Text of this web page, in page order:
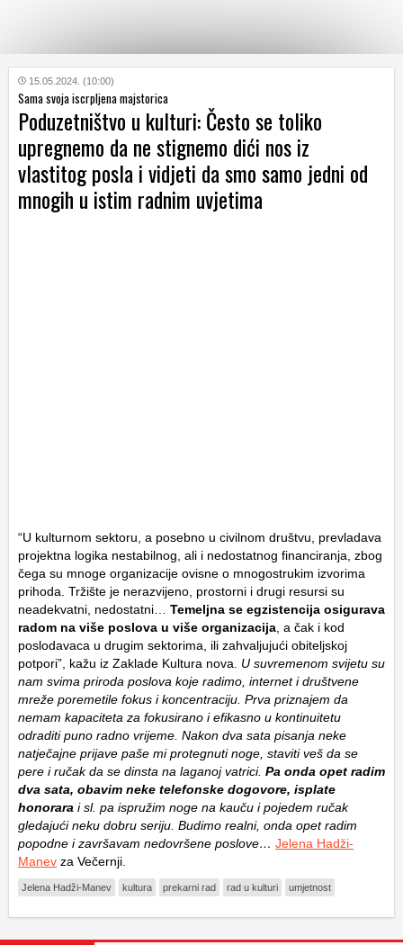
KATEGORIJE
HRVATSKI
WEB
15.05.2024. (10:00)
Sama svoja iscrpljena majstorica
Poduzetništvo u kulturi: Često se toliko
upregnemo da ne stignemo dići nos iz
vlastitog posla i vidjeti da smo samo jedni od
mnogih u istim radnim uvjetima
“U kulturnom sektoru, a posebno u civilnom društvu, prevladava
projektna logika nestabilnog, ali i nedostatnog financiranja, zbog
čega su mnoge organizacije ovisne o mnogostrukim izvorima
prihoda. Tržište je nerazvijeno, prostorni i drugi resursi su
neadekvatni, nedostatni…
Temeljna se egzistencija osigurava
radom na više poslova u više organizacija , a čak i kod
poslodavaca u drugim sektorima, ili zahvaljujući obiteljskoj
potpori”, kažu iz Zaklade Kultura nova. U suvremenom svijetu su
nam svima priroda poslova koje radimo, internet i društvene
mreže poremetile fokus i koncentraciju. Prva priznajem da
nemam kapaciteta za fokusirano i efikasno u kontinuitetu
odraditi puno radno vrijeme. Nakon dva sata pisanja neke
natječajne prijave paše mi protegnuti noge, staviti veš da se
pere i ručak da se dinsta na laganoj vatrici. Pa onda opet radim
dva sata, obavim neke telefonske dogovore, isplate
honorara i sl. pa ispružim noge na kauču i pojedem ručak
gledajući neku dobru seriju. Budimo realni, onda opet radim
popodne i završavam nedovršene poslove… Jelena Hadži-
Manev za Večernji.
Jelena Hadži-Manev kultura prekarni rad rad u kulturi umjetnost